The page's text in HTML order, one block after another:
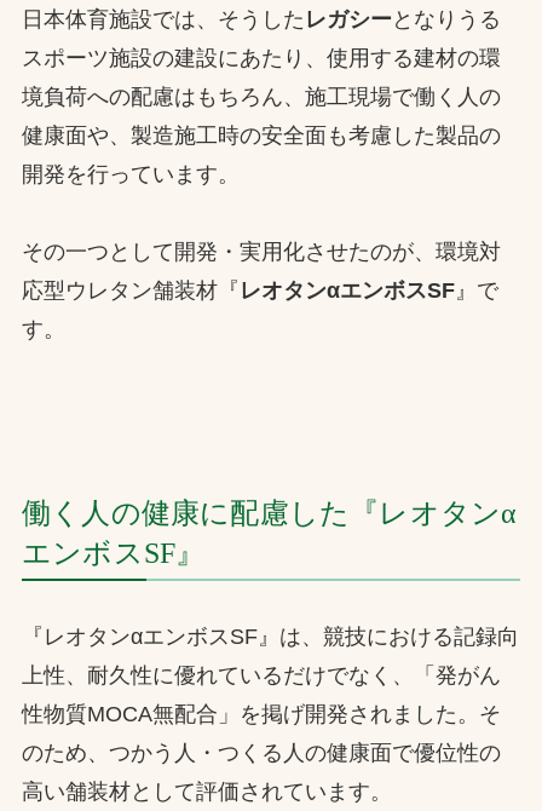
日本体育施設では、そうした レガシー となりうる
スポーツ施設の建設にあたり、使用する建材の環
境負荷への配慮はもちろん、施工現場で働く人の
健康面や、製造施工時の安全面も考慮した製品の
開発を行っています。
その一つとして開発・実用化させたのが、環境対
応型ウレタン舗装材『 レオタンαエンボスSF』で
す。
働く人の健康に配慮した『レオタンα
エンボスSF』
『レオタンαエンボスSF』は、競技における記録向
上性、耐久性に優れているだけでなく、「発がん
性物質MOCA無配合」を掲げ開発されました。そ
のため、つかう人・つくる人の健康面で優位性の
高い舗装材として評価されています。